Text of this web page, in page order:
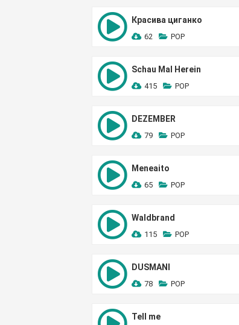
Красива циганко
62 POP
Schau Mal Herein
415 POP
DEZEMBER
79 POP
Meneaito
65 POP
Waldbrand
115 POP
DUSMANI
78 POP
Tell me